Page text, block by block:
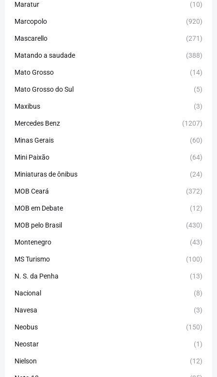
Maratur (10)
Marcopolo (920)
Mascarello (271)
Matando a saudade (388)
Mato Grosso (14)
Mato Grosso do Sul (5)
Maxibus (3)
Mercedes Benz (1207)
Minas Gerais (60)
Mini Paixão (64)
Miniaturas de ônibus (24)
MOB Ceará (372)
MOB em Debate (12)
MOB pelo Brasil (430)
Montenegro (43)
MS Turismo (100)
N. S. da Penha (13)
Nacional (8)
Navesa (3)
Neobus (150)
Neostar (1)
Nielson (12)